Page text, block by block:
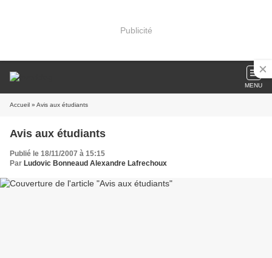
Publicité
MENU
Accueil » Avis aux étudiants
Avis aux étudiants
Publié le 18/11/2007 à 15:15
Par Ludovic Bonneaud Alexandre Lafrechoux